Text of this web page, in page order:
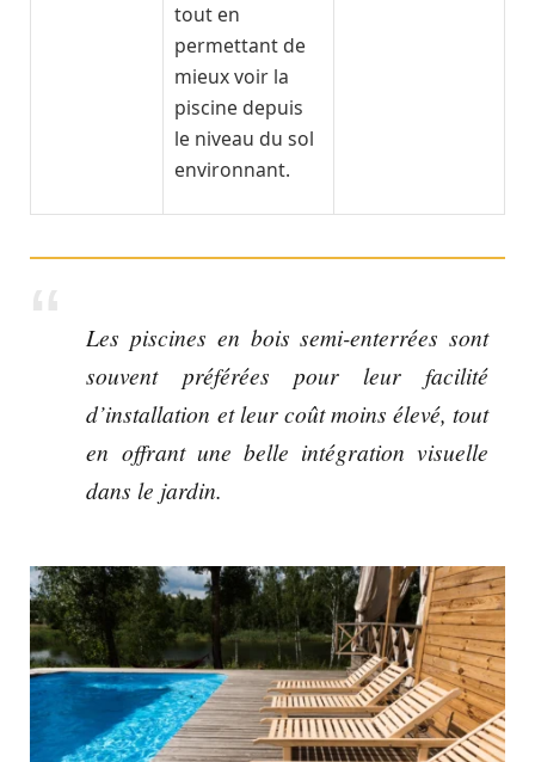
tout en
permettant de
mieux voir la
piscine depuis
le niveau du sol
environnant.
Les piscines en bois semi-enterrées sont
souvent préférées pour leur facilité
d’installation et leur coût moins élevé, tout
en offrant une belle intégration visuelle
dans le jardin.